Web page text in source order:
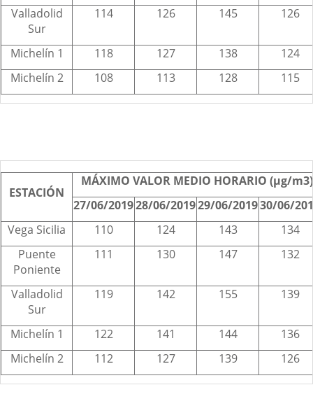
Valladolid
Sur
114 126 145 126
Michelín 1 118 127 138
124
Michelín 2
108 113 128 115
ESTACIÓN
MÁXIMO VALOR MEDIO HORARIO (µg/m3)
27/06/201928/06/201929/06/201930/06/
Vega Sicilia
110 124 143
134
Puente
Poniente
111 130 147 132
Valladolid
Sur
119 142 155 139
Michelín 1 122 141 144
136
Michelín 2
112 127 139 126